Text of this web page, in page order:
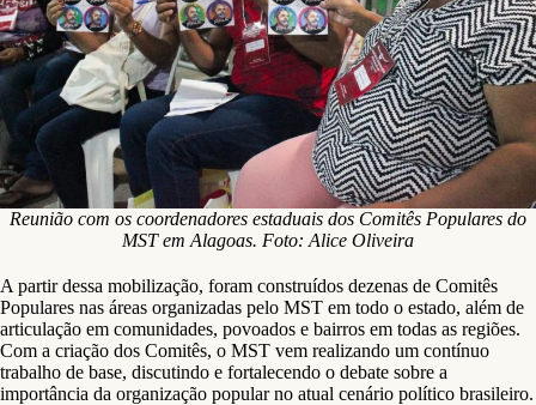
Reunião com os coordenadores estaduais dos Comitês Populares do
MST em Alagoas. Foto: Alice Oliveira
A partir dessa mobilização, foram construídos dezenas de Comitês
Populares nas áreas organizadas pelo MST em todo o estado, além de
articulação em comunidades, povoados e bairros em todas as regiões.
Com a criação dos Comitês, o MST vem realizando um contínuo
trabalho de base, discutindo e fortalecendo o debate sobre a
importância da organização popular no atual cenário político brasileiro.